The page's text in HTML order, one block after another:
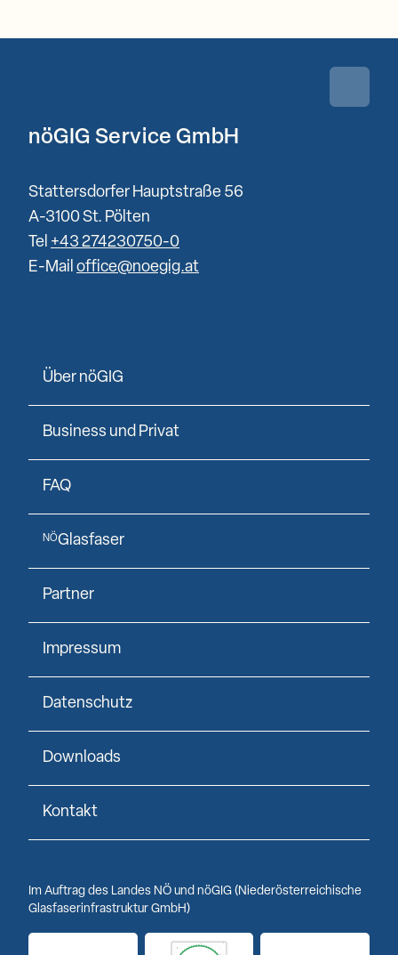
nöGIG Service GmbH
Stattersdorfer Hauptstraße 56
A-3100 St. Pölten
Tel +43 274230750-0
E-Mail office@noegig.at
Über nöGIG
Business und Privat
FAQ
NÖGlasfaser
Partner
Impressum
Datenschutz
Downloads
Kontakt
Im Auftrag des Landes NÖ und nöGIG (Niederösterreichische
Glasfaserinfrastruktur GmbH)